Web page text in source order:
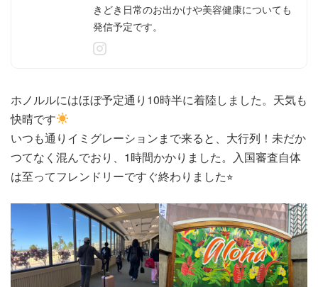
きどき日常のお出かけや美容健康についても
発信予定です。
ホノルルにはほぼ予定通り10時半に着陸しました。天気も
快晴です
いつも通りイミグレーションまで来ると、大行列！未だか
つてなく混んでおり、1時間かかりました。入国審査自体
は至ってフレンドリーですぐ終わりました⭐︎